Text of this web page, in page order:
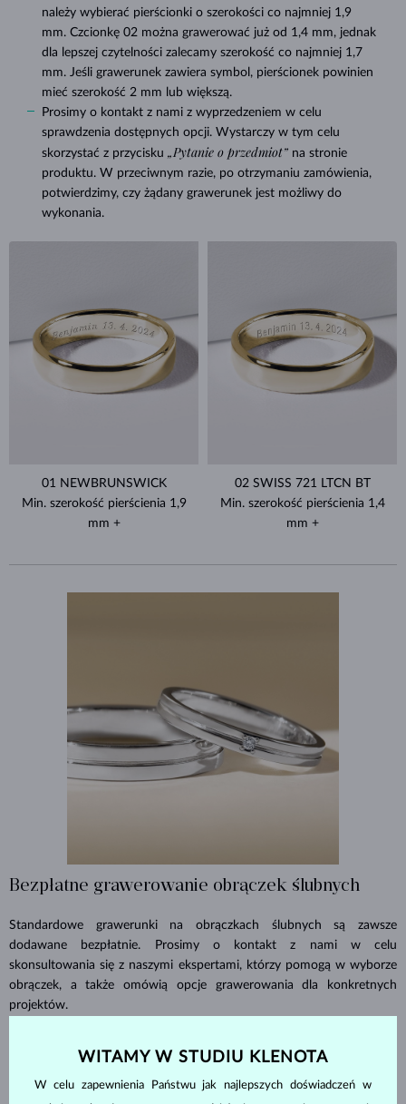
należy wybierać pierścionki o szerokości co najmniej 1,9
mm. Czcionkę 02 można grawerować już od 1,4 mm, jednak
dla lepszej czytelności zalecamy szerokość co najmniej 1,7
mm. Jeśli grawerunek zawiera symbol, pierścionek powinien
mieć szerokość 2 mm lub większą.
Prosimy o kontakt z nami z wyprzedzeniem w celu
sprawdzenia dostępnych opcji. Wystarczy w tym celu
skorzystać z przycisku „Pytanie o przedmiot”na stronie
produktu. W przeciwnym razie, po otrzymaniu zamówienia,
potwierdzimy, czy żądany grawerunek jest możliwy do
wykonania.
01 NEWBRUNSWICK
Min. szerokość pierścienia 1,9
mm +
02 SWISS 721 LTCN BT
Min. szerokość pierścienia 1,4
mm +
Bezpłatne grawerowanie obrączek ślubnych
Standardowe grawerunki na obrączkach ślubnych są zawsze
dodawane bezpłatnie. Prosimy o kontakt z nami w celu
skonsultowania się z naszymi ekspertami, którzy pomogą w wyborze
obrączek, a także omówią opcje grawerowania dla konkretnych
projektów.
WITAMY W STUDIU KLENOTA
W celu zapewnienia Państwu jak najlepszych doświadczeń w